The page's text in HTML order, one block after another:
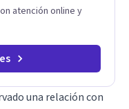
más armoniosa,
juntos.
atención online y
una relación con